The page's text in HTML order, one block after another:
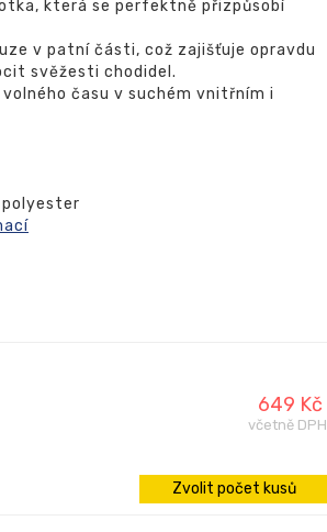
která se perfektně přizpůsobí
v patní části, což zajišťuje opravdu
svěžesti chodidel.
času v suchém vnitřním i
polyester
649 Kč
včetně DPH
Zvolit počet kusů